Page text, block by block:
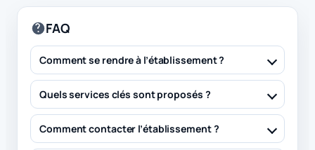
FAQ
Comment se rendre à l’établissement ?
Quels services clés sont proposés ?
Comment contacter l’établissement ?